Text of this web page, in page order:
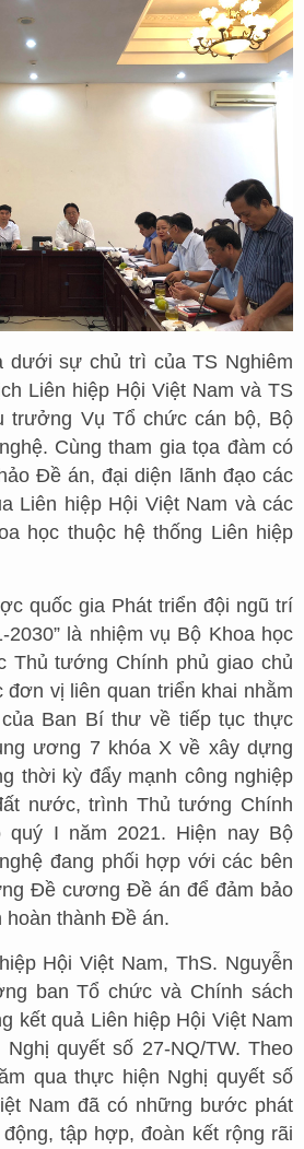
dưới sự chủ trì của TS Nghiêm
Liên hiệp Hội Việt Nam và TS
trưởng Vụ Tổ chức cán bộ, Bộ
Cùng tham gia tọa đàm có
Đề án, đại diện lãnh đạo các
Liên hiệp Hội Việt Nam và các
học thuộc hệ thống Liên hiệp
quốc gia Phát triển đội ngũ trí
là nhiệm vụ Bộ Khoa học
Thủ tướng Chính phủ giao chủ
vị liên quan triển khai nhằm
Ban Bí thư về tiếp tục thực
ương 7 khóa X về xây dựng
thời kỳ đẩy mạnh công nghiệp
nước, trình Thủ tướng Chính
quý I năm 2021. Hiện nay Bộ
đang phối hợp với các bên
Đề cương Đề án để đảm bảo
hoàn thành Đề án.
Hội Việt Nam, ThS. Nguyễn
ban Tổ chức và Chính sách
kết quả Liên hiệp Hội Việt Nam
quyết số 27-NQ/TW. Theo
qua thực hiện Nghị quyết số
Nam đã có những bước phát
tập hợp, đoàn kết rộng rãi